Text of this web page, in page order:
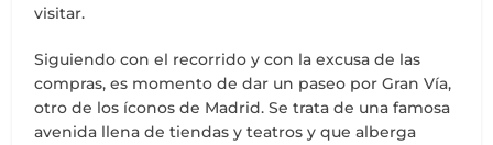
visitar.
Siguiendo con el recorrido y con la excusa de las
compras, es momento de dar un paseo por Gran Vía,
otro de los íconos de Madrid. Se trata de una famosa
avenida llena de tiendas y teatros y que alberga